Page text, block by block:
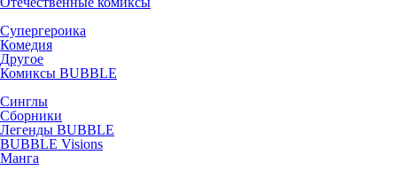
Супергероика
Комедия
Другое
Комиксы BUBBLE
Синглы
Сборники
Легенды BUBBLE
BUBBLE Visions
Манга